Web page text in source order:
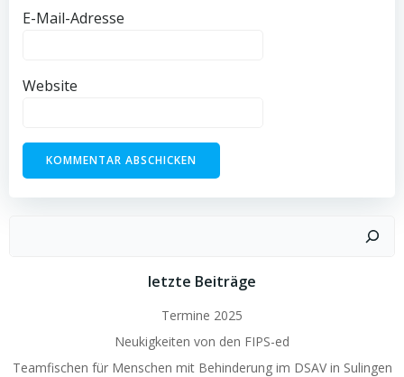
E-Mail-Adresse
Website
letzte Beiträge
Termine 2025
Neukigkeiten von den FIPS-ed
Teamfischen für Menschen mit Behinderung im DSAV in Sulingen